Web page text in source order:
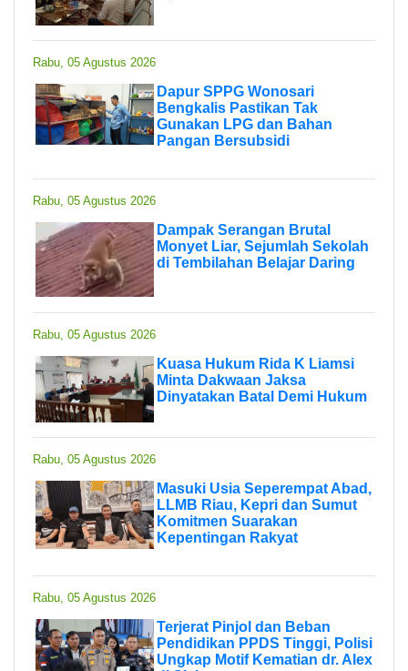
Rabu, 05 Agustus 2026
Dapur SPPG Wonosari
Bengkalis Pastikan Tak
Gunakan LPG dan Bahan
Pangan Bersubsidi
Rabu, 05 Agustus 2026
Dampak Serangan Brutal
Monyet Liar, Sejumlah Sekolah
di Tembilahan Belajar Daring
Rabu, 05 Agustus 2026
Kuasa Hukum Rida K Liamsi
Minta Dakwaan Jaksa
Dinyatakan Batal Demi Hukum
Rabu, 05 Agustus 2026
Masuki Usia Seperempat Abad,
LLMB Riau, Kepri dan Sumut
Komitmen Suarakan
Kepentingan Rakyat
Rabu, 05 Agustus 2026
Terjerat Pinjol dan Beban
Pendidikan PPDS Tinggi, Polisi
Ungkap Motif Kematian dr. Alex